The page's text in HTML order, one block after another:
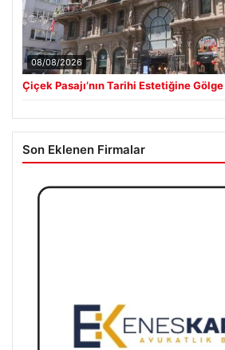
08/08/2026
Çiçek Pasajı’nın Tarihi Estetiğine
Son Eklenen Firmalar